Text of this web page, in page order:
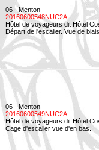
06 - Menton
20160600548NUC2A
Hôtel de voyageurs dit Hôtel
Départ de l'escalier. Vue de
06 - Menton
20160600549NUC2A
Hôtel de voyageurs dit Hôtel
Cage d'escalier vue d'en bas.